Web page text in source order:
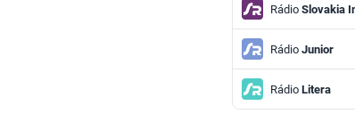
RádioSlovakia
RádioJunior
RádioLitera